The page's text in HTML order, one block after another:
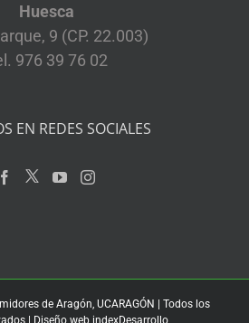
Huesca
9 (CP. 22.003)
976 39 76 02
EN REDES SOCIALES
de Aragón, UCARAGÓN | Todos los
| Diseño web indexDesarrollo